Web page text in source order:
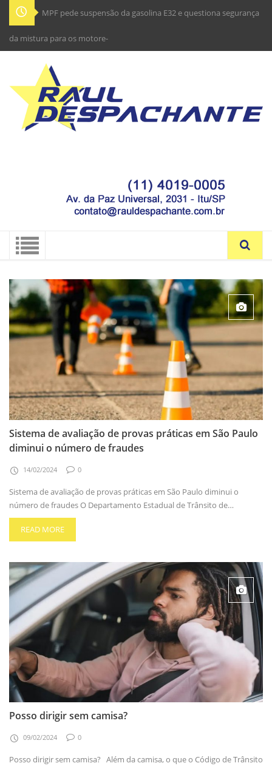
MPF pede suspensão da gasolina E32 e questiona segurança
da mistura para os motores
Sistema de avaliação de provas práticas em São Paulo
diminui o número de fraudes
14/02/2024 0
Sistema de avaliação de provas práticas em São Paulo diminui o
número de fraudes O Departamento Estadual de Trânsito de…
READ MORE
Posso dirigir sem camisa?
09/02/2024 0
Posso dirigir sem camisa? Além da camisa, o que o Código de Trânsito